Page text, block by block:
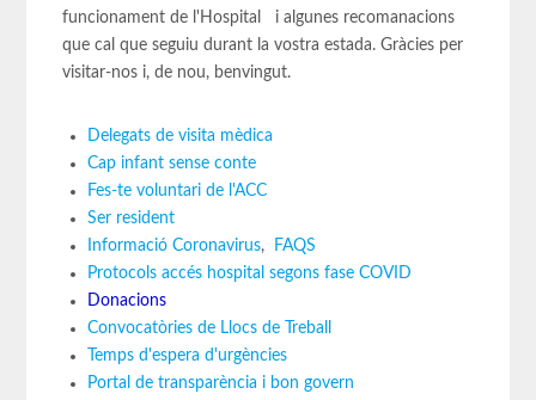
funcionament de l'Hospital i algunes recomanacions
que cal que seguiu durant la vostra estada. Gràcies per
visitar-nos i, de nou, benvingut.
Delegats de visita mèdica
Cap infant sense conte
Fes-te voluntari de l'ACC
Ser resident
Informació Coronavirus,
FAQS
Protocols accés hospital segons fase COVID
Donacions
Convocatòries de Llocs de Treball
Temps d'espera d'urgències
Portal de transparència i bon govern